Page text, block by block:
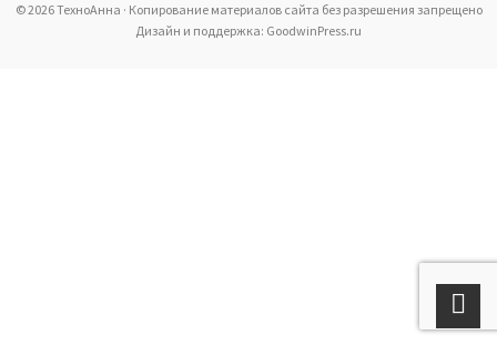
© 2026 ТехноАнна · Копирование материалов сайта без разрешения запрещено
Дизайн и поддержка: GoodwinPress.ru